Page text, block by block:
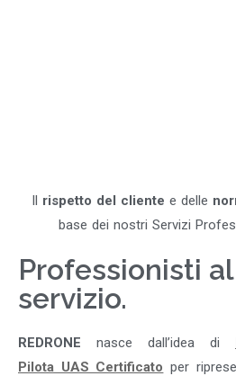
Il rispetto del cliente e delle
base dei nostri Servizi
Professionisti
servizio.
REDRONE nasce dall’idea di
Pilota UAS Certificato per